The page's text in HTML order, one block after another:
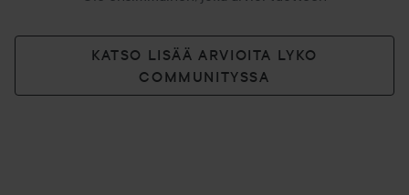
KATSO LISÄÄ ARVIOITA LYKO
COMMUNITYSSA